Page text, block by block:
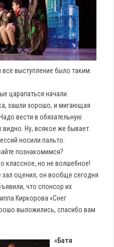
выступление было таким.
царапаться начали.
зашли хорошо, и мигающая
вести в обязательную
Ну, всякое же бывает.
носили пальто:
познакомимся?
классное, но не волшебное!
зал оценил, он вообще сегодня
что спонсор их
Киркорова «Снег
выложились, спасибо вам
«Батя